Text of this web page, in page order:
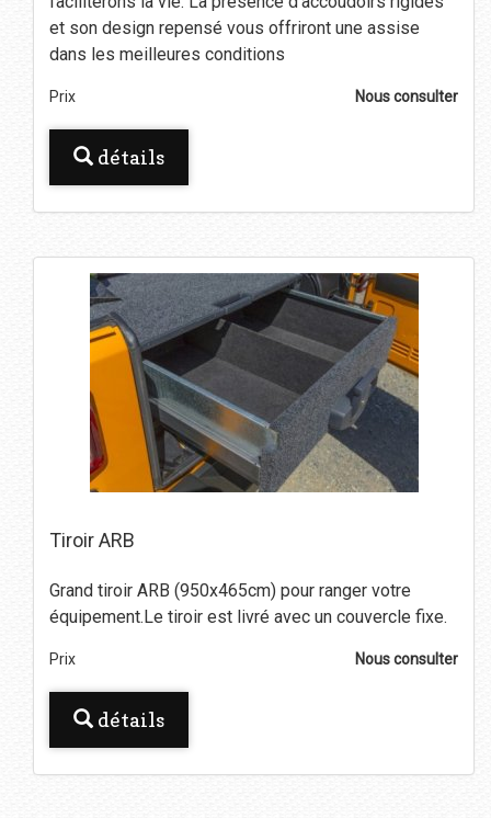
et son design repensé vous offriront une assise
dans les meilleures conditions
Prix Nous consulter
détails
Tiroir ARB
Grand tiroir ARB (950x465cm) pour ranger votre
équipement.Le tiroir est livré avec un couvercle fixe.
Prix Nous consulter
détails